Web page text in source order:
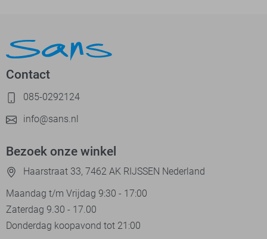
Contact
085-0292124
info@sans.nl
Bezoek onze winkel
Haarstraat 33, 7462 AK RIJSSEN Nederland
Maandag t/m Vrijdag 9:30 - 17:00
Zaterdag 9.30 - 17.00
Donderdag koopavond tot 21:00